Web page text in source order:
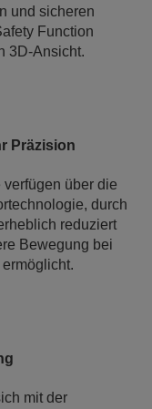
und sicheren
Function
3D-Ansicht.
Präzision
über die
durch
reduziert
Bewegung bei
mit der